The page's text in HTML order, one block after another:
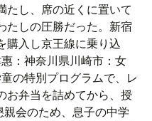
たし、席の近くに置いて
たしの圧勝だった。新宿
購入し京王線に乗り込
惠：神奈川県川崎市：女
の特別プログラムで、レ
お弁当を詰めてから、授
会のため、息子の中学